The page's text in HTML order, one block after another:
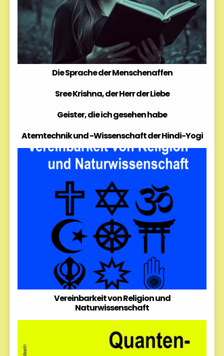
Die Sprache der Menschenaffen
Sree Krishna, der Herr der Liebe
Geister, die ich gesehen habe
Atemtechnik und -Wissenschaft der Hindi-Yogi
Vereinbarkeit von Religion und
Naturwissenschaft